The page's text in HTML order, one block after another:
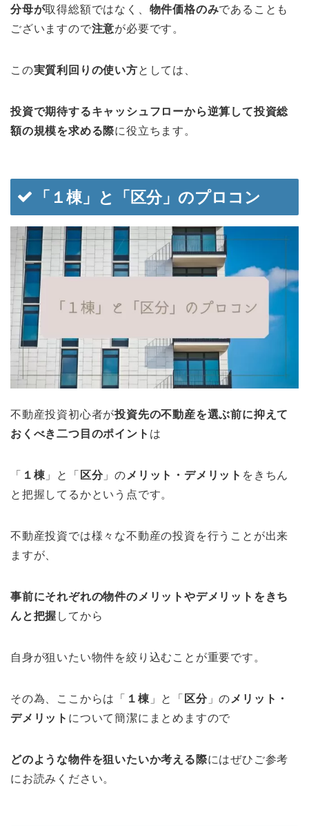
分母が取得総額ではなく、 物件価格のみであることも
ございますので注意が必要です。
この実質利回りの使い方としては、
投資で期待するキャッシュフローから逆算して投資総
額の規模を求める際に役立ちます。
「１棟」と「区分」のプロコン
不動産投資初心者が投資先の不動産を選ぶ前に抑えて
おくべき二つ目のポイント は
「 １棟 」と「 区分」の メリット・デメリット をきちん
と把握してるかという点です。
不動産投資では様々な不動産の投資を行うことが出来
ますが、
事前にそれぞれの物件のメリットやデメリットをきち
んと把握 してから
自身が狙いたい物件を絞り込むことが重要です。
その為、ここからは「 １棟 」と「 区分」の メリット・
デメリット について簡潔にまとめますので
どのような物件を狙いたいか考える際にはぜひご参考
にお読みください。